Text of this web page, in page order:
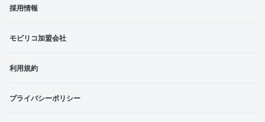
採用情報
モビリコ加盟会社
利用規約
プライバシーポリシー